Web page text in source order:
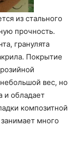
из стального
прочность.
гранулята
Покрытие
вес, но
и обладает
композитной
много